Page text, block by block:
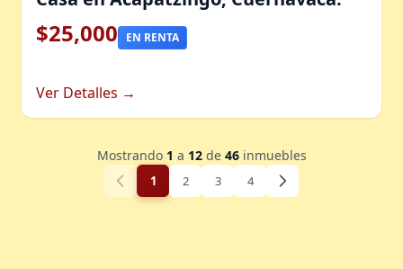
$25,000 EN RENTA
Ver Detalles →
Mostrando 1 a 12de 46inmuebles
1 2 3 4